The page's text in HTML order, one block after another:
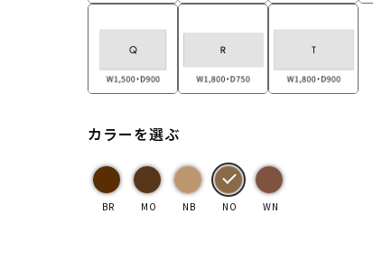
カラーを選ぶ
BR MO NB NO WN